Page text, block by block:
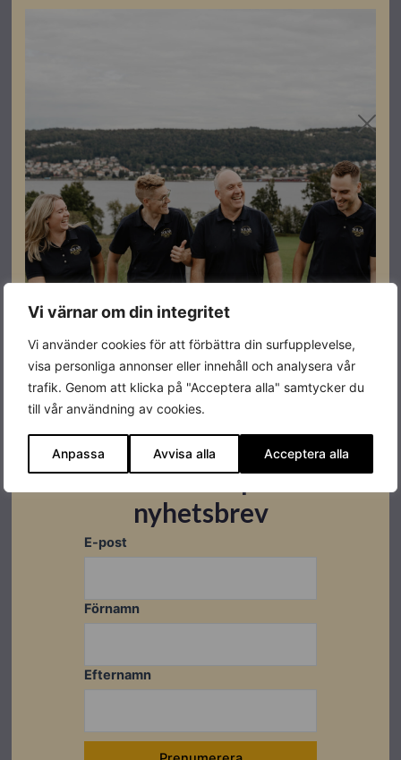
Vi värnar om din integritet
Vi använder cookies för att förbättra din surfupplevelse,
visa personliga annonser eller innehåll och analysera vår
trafik. Genom att klicka på "Acceptera alla" samtycker du
till vår användning av cookies.
Anpassa Avvisa alla Acceptera alla
Registrera dig som partner för att se priser och kunna
(SPD Typ 2. OBS, ej utbytbara)
Specifikationer
Batteriförberedd NEJ
Effekt 125kW
Antal MPPT 10
Färg Vit
Datablad
Monitoring System Introduction - Engelska
Prenumerera på vårt
nyhetsbrev
E-post
Förnamn
Efternamn